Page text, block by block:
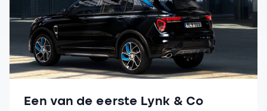
Een van de eerste Lynk & Co